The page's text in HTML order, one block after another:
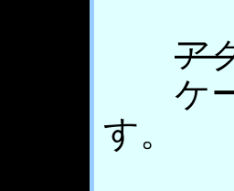
ア
ケー
す。